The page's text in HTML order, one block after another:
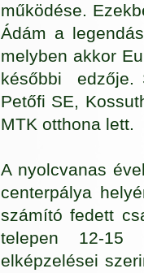
működése.
Ádám a
melyben akkor
későbbi
edzője.
Petőfi SE,
MTK otthona lett.
A nyolcvanas
centerpálya
számító fedett
telepen 12-15
elképzelései